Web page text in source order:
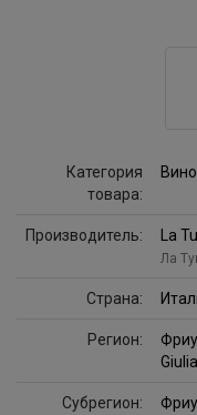
Категория
товара:
Вино
Производитель: La
Ла
Страна:
Регион:
Giulia
Субрегион: